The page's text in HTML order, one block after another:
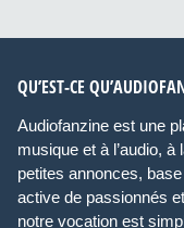
QU’EST-CE
Audiofanzine est une
musique et à l’audio,
petites annonces,
active de passionnés
notre vocation est